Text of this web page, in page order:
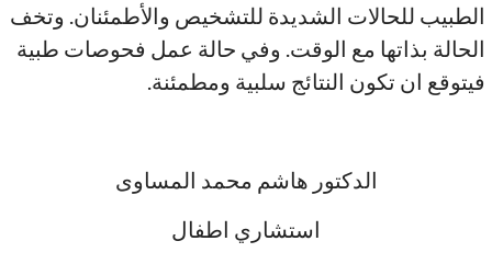
الطبيب للحالات الشديدة للتشخيص والأطمئنان. وتخف
الحالة بذاتها مع الوقت. وفي حالة عمل فحوصات طبية
فيتوقع ان تكون النتائج سلبية ومطمئنة.
الدكتور هاشم محمد المساوى
استشاري اطفال